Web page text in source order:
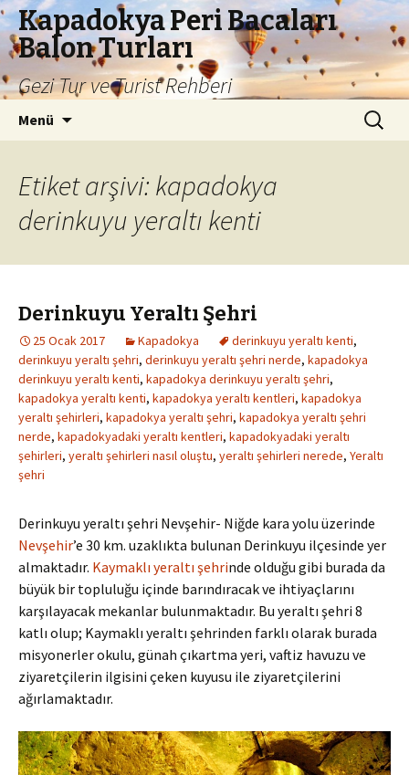
Kapadokya Peri Bacaları
Balon Turları
Gezi Tur ve Turist Rehberi
Menü Arama:
Etiket arşivi: kapadokya
derinkuyu yeraltı kenti
Derinkuyu Yeraltı Şehri
25 Ocak 2017 Kapadokya derinkuyu yeraltı kenti,
derinkuyu yeraltı şehri, derinkuyu yeraltı şehri nerde, kapadokya
derinkuyu yeraltı kenti, kapadokya derinkuyu yeraltı şehri,
kapadokya yeraltı kenti, kapadokya yeraltı kentleri, kapadokya
yeraltı şehirleri, kapadokya yeraltı şehri, kapadokya yeraltı şehri
nerde, kapadokyadaki yeraltı kentleri, kapadokyadaki yeraltı
şehirleri, yeraltı şehirleri nasıl oluştu, yeraltı şehirleri nerede, Yeraltı
şehri
Derinkuyu yeraltı şehri Nevşehir- Niğde kara yolu üzerinde
Nevşehir’e 30 km. uzaklıkta bulunan Derinkuyu ilçesinde yer
almaktadır. Kaymaklı yeraltı şehrinde olduğu gibi burada da
büyük bir topluluğu içinde barındıracak ve ihtiyaçlarını
karşılayacak mekanlar bulunmaktadır. Bu yeraltı şehri 8
katlı olup; Kaymaklı yeraltı şehrinden farklı olarak burada
misyonerler okulu, günah çıkartma yeri, vaftiz havuzu ve
ziyaretçilerin ilgisini çeken kuyusu ile ziyaretçilerini
ağırlamaktadır.